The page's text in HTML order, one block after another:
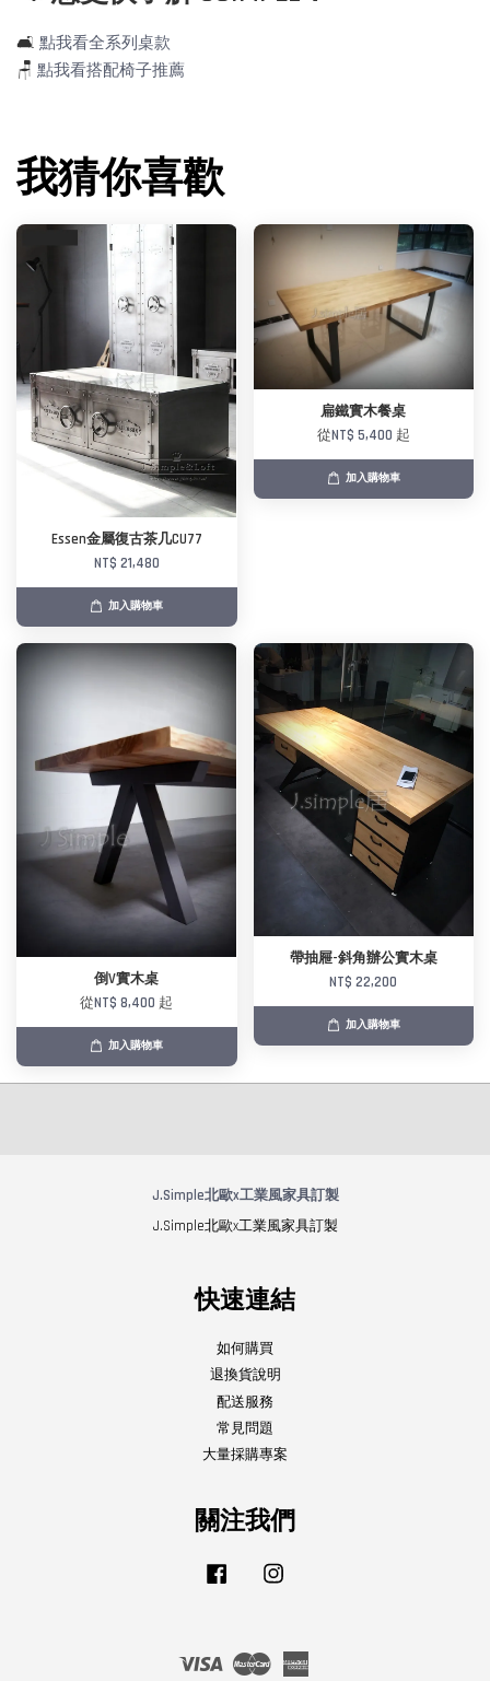
🛋️ 點我看全系列桌款
🪑 點我看搭配椅子推薦
我猜你喜歡
Essen金屬復古茶几CU77
NT$ 21,480
加入購物車
扁鐵實木餐桌
從NT$ 5,400 起
加入購物車
倒V實木桌
從NT$ 8,400 起
加入購物車
帶抽屜-斜角辦公實木桌
NT$ 22,200
加入購物車
J.Simple北歐x工業風家具訂製
J.Simple北歐x工業風家具訂製
快速連結
如何購買
退換貨說明
配送服務
常見問題
大量採購專案
關注我們
Facebook
Visa Master